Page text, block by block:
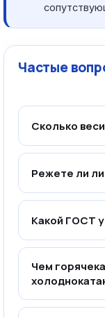
Частые
Сколько
Режете ли
Какой ГОСТ
Чем